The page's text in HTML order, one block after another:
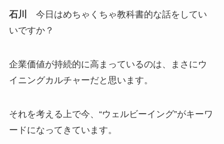
石川
今日はめちゃくちゃ教科書的な話をしてい
いですか？
企業価値が持続的に高まっているのは、まさにウ
イニングカルチャーだと思います。
それを考える上で今、“ウェルビーイング”がキーワ
ードになってきています。